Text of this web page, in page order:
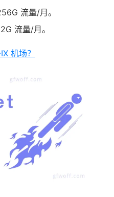
流量/月。
流量/月。
机场？